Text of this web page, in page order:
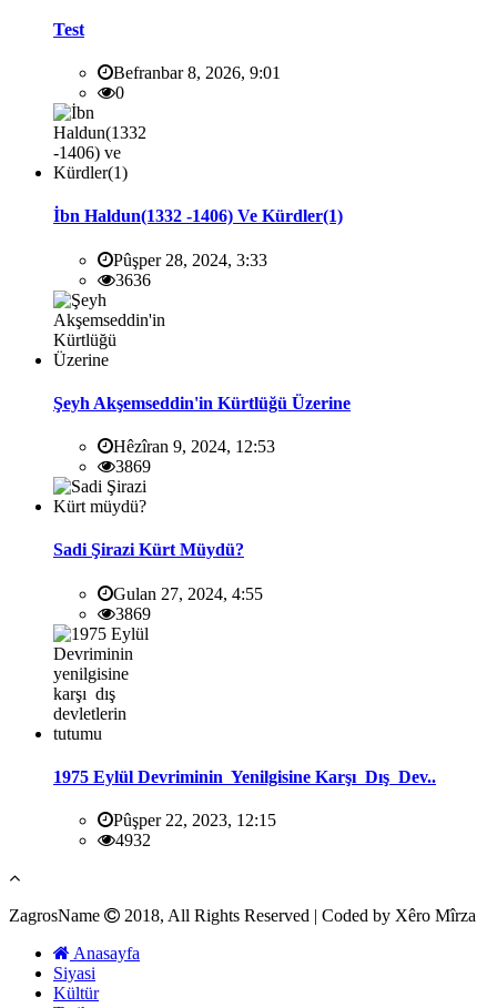
Test
Befranbar 8, 2026, 9:01
0
İbn Haldun(1332 -1406) Ve Kürdler(1)
Pûşper 28, 2024, 3:33
3636
Şeyh Akşemseddin'in Kürtlüğü Üzerine
Hêzîran 9, 2024, 12:53
3869
Sadi Şirazi Kürt Müydü?
Gulan 27, 2024, 4:55
3869
1975 Eylül Devriminin Yenilgisine Karşı Dış Dev..
Pûşper 22, 2023, 12:15
4932
ZagrosName
2018, All Rights Reserved | Coded by Xêro Mîrza
Anasayfa
Siyasi
Kültür